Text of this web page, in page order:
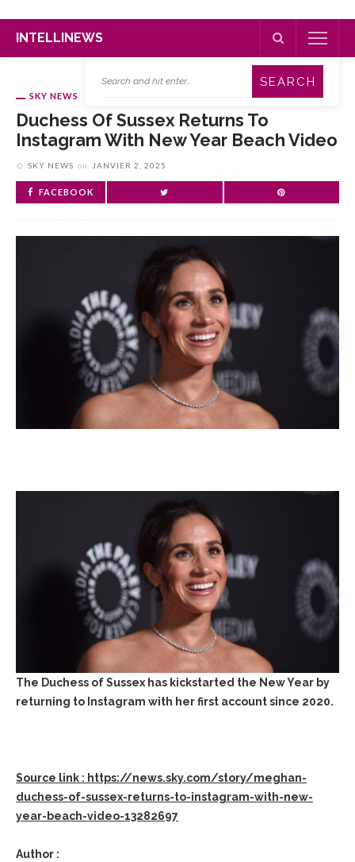
INTELLINEWS
SKY NEWS
Duchess Of Sussex Returns To
Instagram With New Year Beach Video
SKY NEWS on JANVIER 2, 2025
FACEBOOK
The Duchess of Sussex has kickstarted the New Year by
returning to Instagram with her first account since 2020.
Source link : https://news.sky.com/story/meghan-
duchess-of-sussex-returns-to-instagram-with-new-
year-beach-video-13282697
Author :